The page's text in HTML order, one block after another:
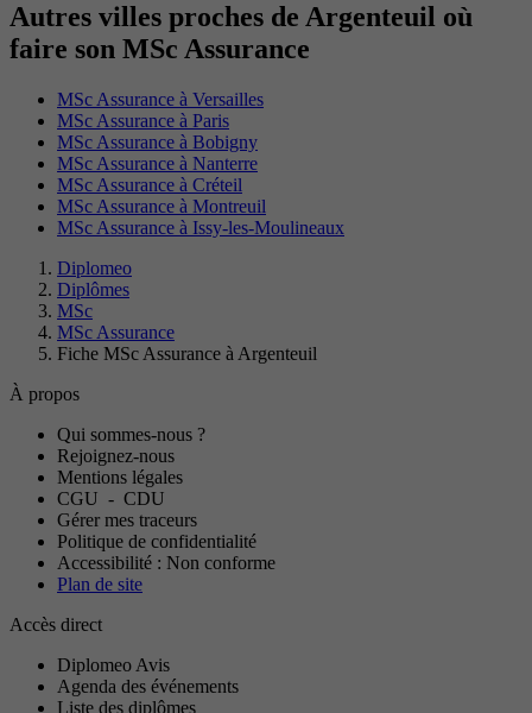
Autres villes proches de Argenteuil où
faire son MSc Assurance
MSc Assurance à Versailles
MSc Assurance à Paris
MSc Assurance à Bobigny
MSc Assurance à Nanterre
MSc Assurance à Créteil
MSc Assurance à Montreuil
MSc Assurance à Issy-les-Moulineaux
Diplomeo
Diplômes
MSc
MSc Assurance
Fiche MSc Assurance à Argenteuil
À propos
Qui sommes-nous ?
Rejoignez-nous
Mentions légales
CGU - CDU
Gérer mes traceurs
Politique de confidentialité
Accessibilité : Non conforme
Plan de site
Accès direct
Diplomeo Avis
Agenda des événements
Liste des diplômes